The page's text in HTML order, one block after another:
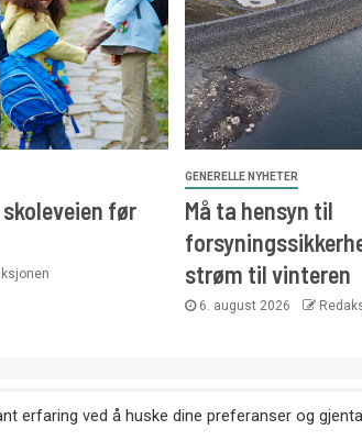
skoleveien før
GENERELLE NYHETER
Må ta hensyn til
strøm til vinteren
6. august 2026
av tekst, bilder og annonser er ikke tillatt
erfaring ved å huske dine preferanser og